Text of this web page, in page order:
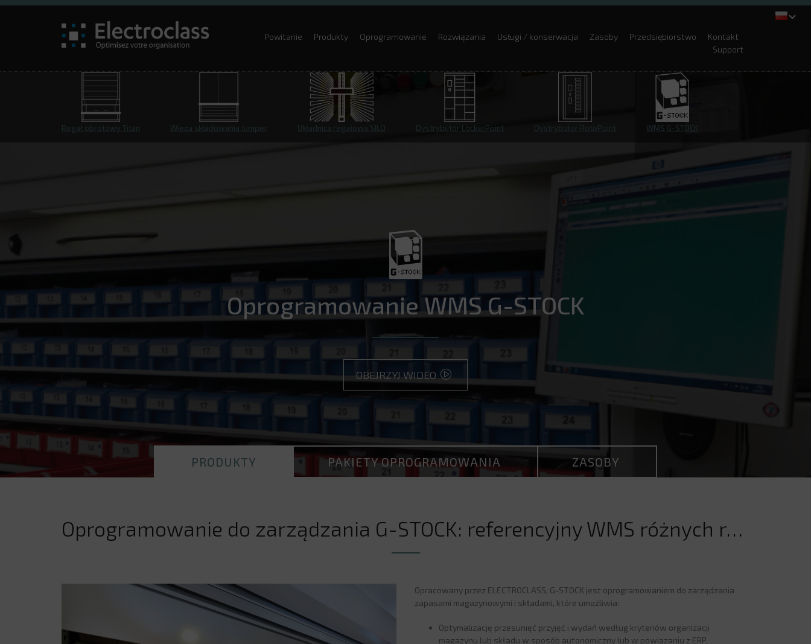
Powitanie Produkty Oprogramowanie Rozwiązania Usługi / konserwacja Zasoby Przedsiębiorstwo
Kontakt
Support
Regał obrotowy Titan Wieża składowania Jumper Układnica regałowa SILO Dystrybutor LockerPoint Dystrybutor RotoPoint WMS G-STOCK
Oprogramowanie WMS G-STOCK
OBEJRZYJ WIDEO
PRODUKTY PAKIETY OPROGRAMOWANIA ZASOBY
Oprogramowanie do zarządzania G-STOCK: referencyjny WMS różnych rodzajów wojsk!
Opracowany przez ELECTROCLASS, G-STOCK jest oprogramowaniem do zarządzania
zapasami magazynowymi i składami, które umożliwia:
Optymalizację przesunięć przyjęć i wydań według kryteriów organizacji
magazynu lub składu w sposób autonomiczny lub w powiązaniu z ERP.